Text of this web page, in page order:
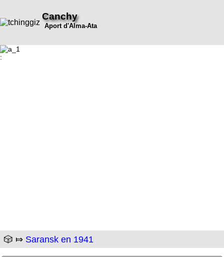
Canchy
Aport d'Alma-Ata
:
🎲 ⤇ Saransk en 1941